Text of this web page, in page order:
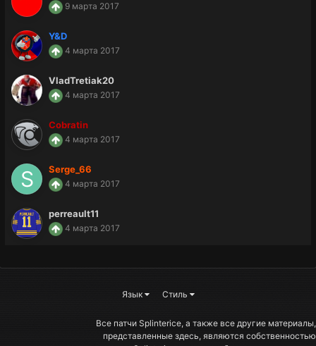
9 марта 2017
Y&D
4 марта 2017
VladTretiak20
4 марта 2017
Cobratin
4 марта 2017
Serge_66
4 марта 2017
perreault11
4 марта 2017
Язык Стиль
Все патчи Splinterice, а также все другие материалы,
представленные здесь, являются собственностью